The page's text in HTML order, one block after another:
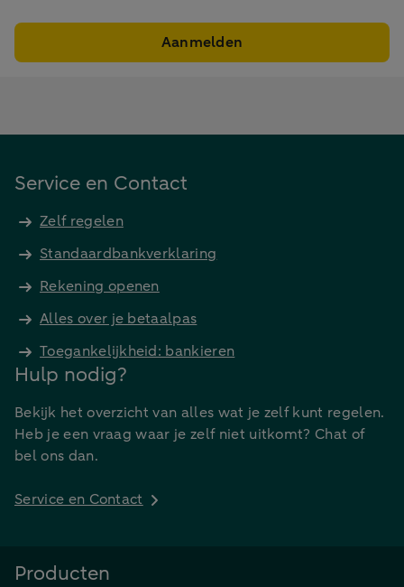
Aanmelden
Service en Contact
Zelf regelen
Standaardbankverklaring
Rekening openen
Alles over je betaalpas
Toegankelijkheid: bankieren
Hulp nodig?
Bekijk het overzicht van alles wat je zelf kunt regelen.
Heb je een vraag waar je zelf niet uitkomt? Chat of
bel ons dan.
Service en Contact
Producten